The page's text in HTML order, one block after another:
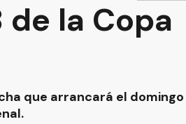
la Copa
que arrancará el